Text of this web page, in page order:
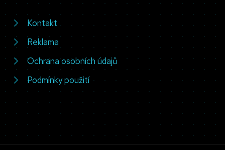
Kontakt
Reklama
Ochrana osobních údajů
Podmínky použití